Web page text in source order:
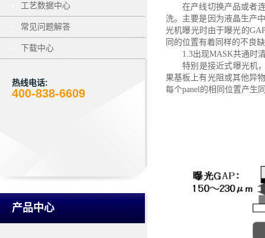
工艺数据中心
常见问题解答
下载中心
热线电话:
400-838-6609
产品中心
在产线切换产品或者
洗。主要是因为液晶生产
光机曝光时由于曝光的
同的位置有着同样的不良
1.3出现MASK共通时
特别是接近式曝光机
果基板上有光阻或其他异
每个panel的相同位置产生